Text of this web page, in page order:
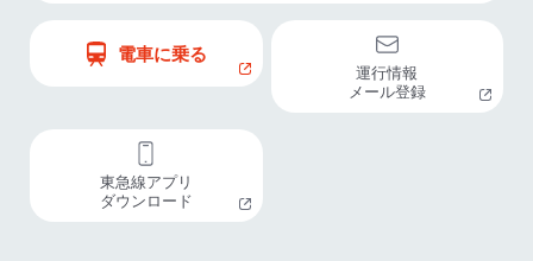
電車に乗る
運行情報
メール登録
東急線アプリ
ダウンロード